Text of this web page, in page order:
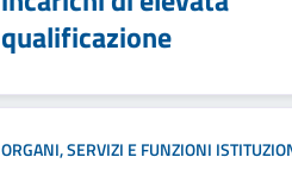
qualificazione
ORGANI, SERVIZI E FUNZIONI